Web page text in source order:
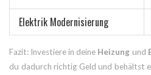
Elektrik Modernisierung
Fazit: Investiere in deine Heizung und
du dadurch richtig Geld und behältst